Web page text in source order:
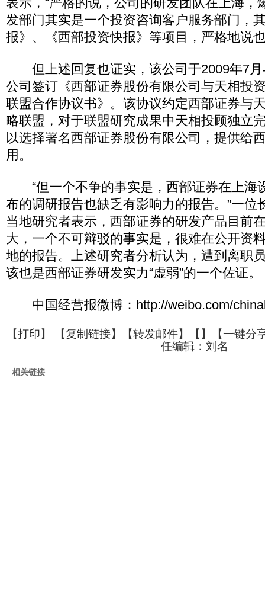
发部门其实是一个投资咨询客户服务部门，
报》、《西部投资快报》等项目，严格地说
但上述回复也证实，该公司于2009年7月
公司签订《西部证券股份有限公司与天相投
联盟合作协议书》。该协议约定西部证券与
略联盟，对于联盟研究成果中天相投顾独立
以选择署名西部证券股份有限公司，提供给
用。
“但一个不争的事实是，西部证券在上海
布的调研报告也缺乏有影响力的报告。”一位
当地研究者表示，西部证券的研发产品目前
大，一个不可辩驳的事实是，很难在公开资
地的报告。上述研究者分析认为，遭到离职
该也是西部证券研发实力“虚弱”的一个佐证。
中国经营报微博：http://weibo.com/
【打印】 【复制链接】【转发邮件】【 】
【一键分
任编辑：刘名
相关链接